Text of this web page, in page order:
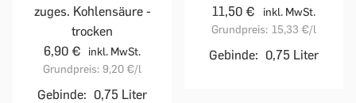
zuges. Kohlensäure -
trocken
6,90 €
inkl. MwSt.
Grundpreis: 9,20 €/l
Gebinde: 0,75 Liter
11,50 €
inkl. MwSt.
Grundpreis: 15,33 €/l
Gebinde: 0,75 Liter